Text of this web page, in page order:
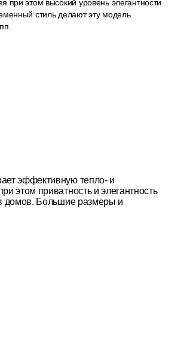
при этом высокий уровень элегантности
стиль делают эту модель
эффективную тепло- и
этом приватность и элегантность
домов. Большие размеры и